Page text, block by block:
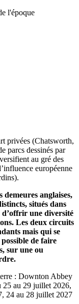
l'époque
privées (Chatsworth,
parcs dessinés par
au gré des
européenne
anglaises,
situés dans
une diversité
Les deux circuits
mais qui se
de faire
sur une ou
: Downton Abbey
25 au 29 juillet 2026,
24 au 28 juillet 2027